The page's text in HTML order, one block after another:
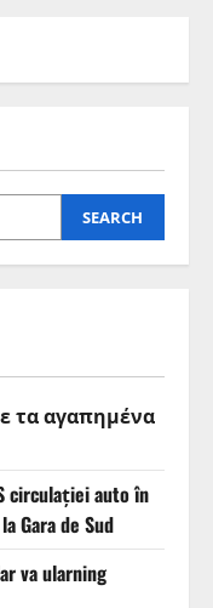
SEARCH
τα αγαπημένα
circulației auto în
Gara de Sud
va ularning